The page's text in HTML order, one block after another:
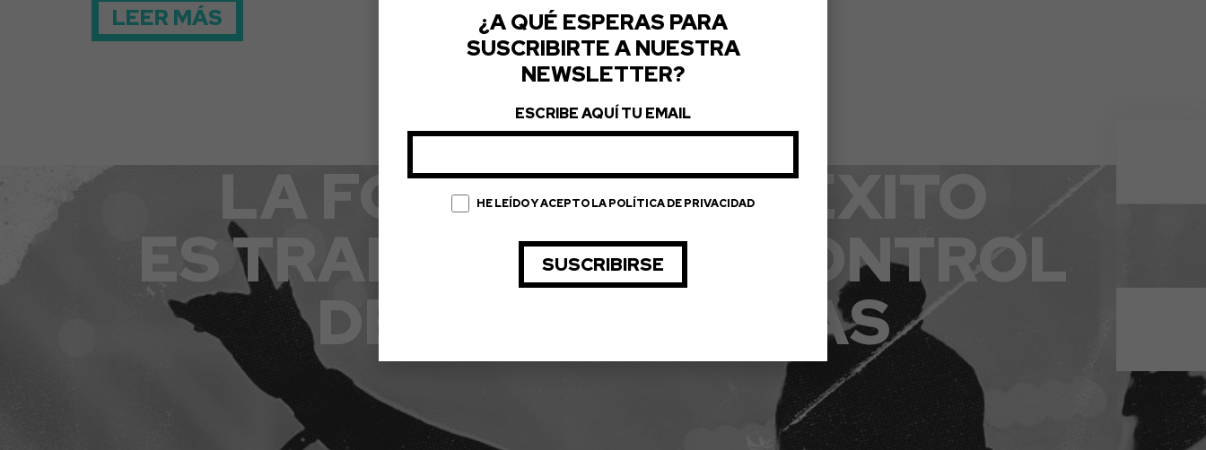
LEER MÁS LEER MÁS
LA FÓRMULA DEL ÉXITO
ES TRABAJAR Y EL CONTROL
DE EXPECTATIVAS
¿A QUÉ ESPERAS PARA
SUSCRIBIRTE A NUESTRA
NEWSLETTER?
ESCRIBE AQUÍ TU EMAIL
HE LEÍDO Y ACEPTO LA POLÍTICA DE PRIVACIDAD